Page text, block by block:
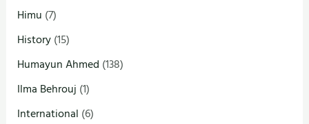
Himu (7)
History(15)
Humayun Ahmed (138)
Ilma Behrouj (1)
International (6)